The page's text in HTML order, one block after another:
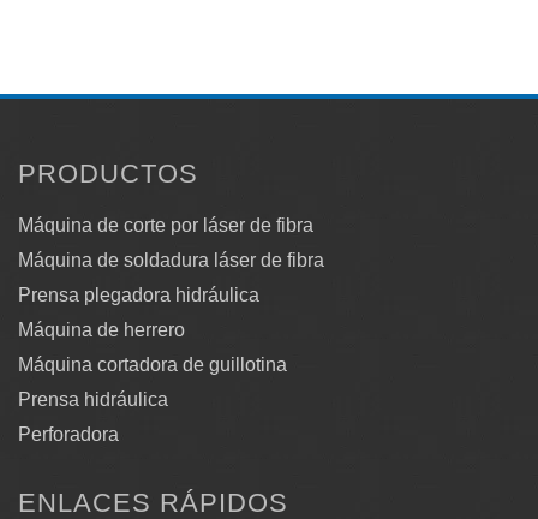
PRODUCTOS
Máquina de corte por láser de fibra
Máquina de soldadura láser de fibra
Prensa plegadora hidráulica
Máquina de herrero
Máquina cortadora de guillotina
Prensa hidráulica
Perforadora
ENLACES RÁPIDOS